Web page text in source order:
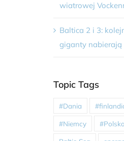
wiatrowej
Baltica 2 i 3:
giganty nabierają
Topic Tags
#Dania
#Niemcy #Polska